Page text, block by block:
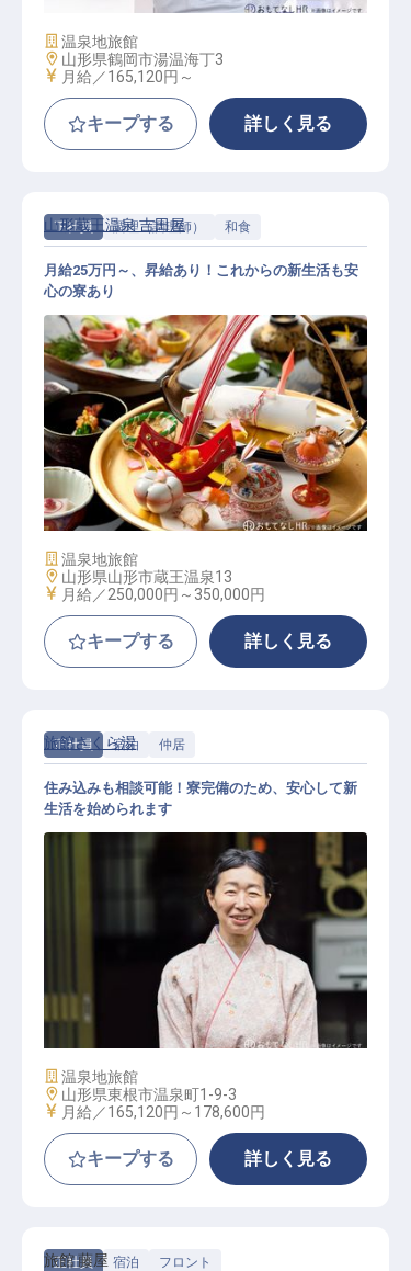
施設業態
温泉地旅館
勤務地
山形県鶴岡市湯温海丁3
給与
月給／165,120円～
キープする 詳しく見る
正社員 調理（調理師） 和食
和食調理
山形蔵王温泉 吉田屋
月給25万円～、昇給あり！これからの新生活も安
心の寮あり
施設業態
温泉地旅館
勤務地
山形県山形市蔵王温泉13
給与
月給／250,000円～ 350,000円
キープする 詳しく見る
正社員 宿泊 仲居
接客係・フロント係
旅館さくら湯
住み込みも相談可能！寮完備のため、安心して新
生活を始められます
施設業態
温泉地旅館
勤務地
山形県東根市温泉町1-9-3
給与
月給／165,120円～ 178,600円
キープする 詳しく見る
正社員 宿泊 フロント
旅館 藤屋